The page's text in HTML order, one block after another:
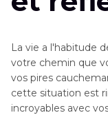
La vie a l'habitude
votre chemin que
vos pires
cette situation est
incroyables avec